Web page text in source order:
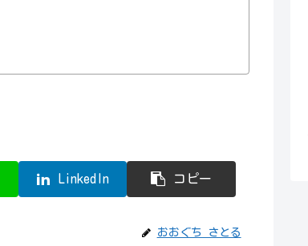
LinkedIn コピー
おおぐち さとる